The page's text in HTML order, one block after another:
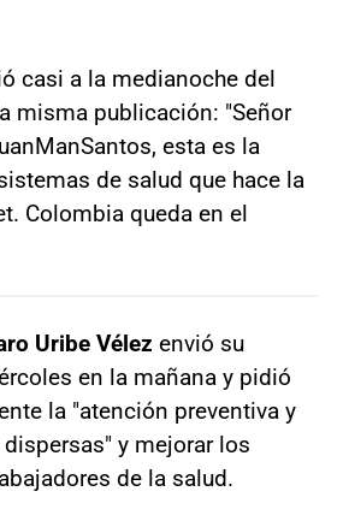
casi a la medianoche del
misma publicación: "Señor
esta es la
de salud que hace la
Colombia queda en el
Uribe Vélez envió su
en la mañana y pidió
la "atención preventiva y
y mejorar los
de la salud.